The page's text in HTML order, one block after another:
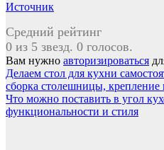
Источник
Средний рейтинг
0 из 5 звезд. 0 голосов.
Вам нужно авторизироваться
Навигация
по
записям
Делаем стол для кухни
сборка столешницы, крепление
Что можно поставить в угол
функциональности и стиля